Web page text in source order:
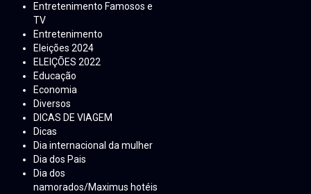
Entretenimento Famosos e
TV
Entretenimento
Eleições 2024
ELEIÇÕES 2022
Educação
Economia
Diversos
DICAS DE VIAGEM
Dicas
Dia internacional da mulher
Dia dos Pais
Dia dos
namorados/Maximus hotéis